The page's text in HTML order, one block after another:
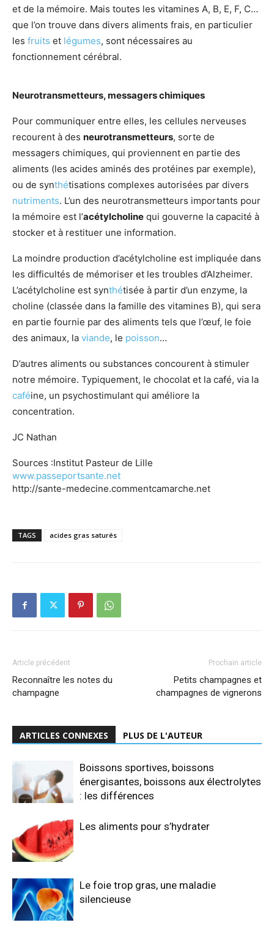
et de la mémoire. Mais toutes les vitamines A, B, E, F, C…
que l’on trouve dans divers aliments frais, en particulier
les fruits et légumes, sont nécessaires au
fonctionnement cérébral.
Neurotransmetteurs, messagers chimiques
Pour communiquer entre elles, les cellules nerveuses
recourent à des neurotransmetteurs, sorte de
messagers chimiques, qui proviennent en partie des
aliments (les acides aminés des protéines par exemple),
ou de synthétisations complexes autorisées par divers
nutriments. L’un des neurotransmetteurs importants pour
la mémoire est l’acétylcholine qui gouverne la capacité à
stocker et à restituer une information.
La moindre production d’acétylcholine est impliquée dans
les difficultés de mémoriser et les troubles d’Alzheimer.
L’acétylcholine est synthétisée à partir d’un enzyme, la
choline (classée dans la famille des vitamines B), qui sera
en partie fournie par des aliments tels que l’œuf, le foie
des animaux, la viande, le poisson…
D’autres aliments ou substances concourent à stimuler
notre mémoire. Typiquement, le chocolat et la café, via la
caféine, un psychostimulant qui améliore la
concentration.
JC Nathan
Sources :Institut Pasteur de Lille
www.passeportsante.net
http://sante-medecine.commentcamarche.net
TAGS acides gras saturés
Article précédent
Reconnaître les notes du
champagne
Prochain article
Petits champagnes et
champagnes de vignerons
ARTICLES CONNEXES PLUS DE L'AUTEUR
Boissons sportives, boissons
énergisantes, boissons aux électrolytes
: les différences
Les aliments pour s’hydrater
Le foie trop gras, une maladie
silencieuse